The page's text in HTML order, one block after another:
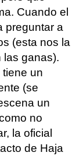
Cuando el
preguntar a
(esta nos la
las ganas).
un
(se
un
no
la oficial
de Haja